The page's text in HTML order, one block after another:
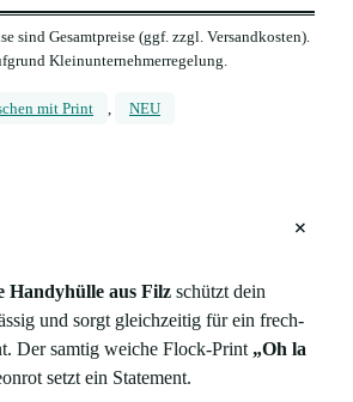
sind Gesamtpreise (ggf. zzgl. Versandkosten).
Kleinunternehmerregelung.
mit Print , NEU
+
Handyhülle aus Filz schützt dein
und sorgt gleichzeitig für ein frech-
Der samtig weiche Flock-Print „Oh la
setzt ein Statement.